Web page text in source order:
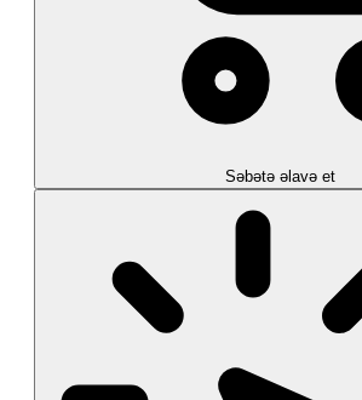
Səbətə əlavə et